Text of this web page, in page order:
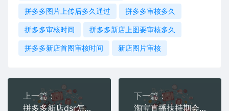
拼多多图片上传后多久通过 拼多多审核多久
拼多多审核时间 拼多多新店上图要审核多久
拼多多新店首图审核时间 新店图片审核
上一篇：
拼多多新店dsr怎么开通
下一篇：
淘宝直播扶持期会有多久